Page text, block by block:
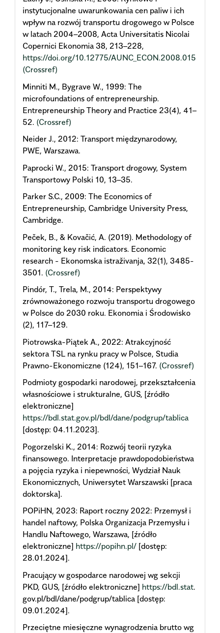
instytucjonalne uwarunkowania cen paliw i ich
wpływ na rozwój transportu drogowego w Polsce
w latach 2004–2008, Acta Universitatis Nicolai
Copernici Ekonomia 38, 213–228,
https://doi.org/10.12775/AUNC_ECON.2008.015
(Crossref)
Minniti M., Bygrave W., 1999: The
microfoundations of entrepreneurship.
Entrepreneurship Theory and Practice 23(4), 41–
52. (Crossref)
Neider J., 2012: Transport międzynarodowy,
PWE, Warszawa.
Paprocki W., 2015: Transport drogowy, System
Transportowy Polski 10, 13–35.
Parker S.C., 2009: The Economics of
Entrepreneurship, Cambridge University Press,
Cambridge.
Peček, B., & Kovačić, A. (2019). Methodology of
monitoring key risk indicators. Economic
research - Ekonomska istraživanja, 32(1), 3485-
3501. (Crossref)
Pindór, T., Trela, M., 2014: Perspektywy
zrównoważonego rozwoju transportu drogowego
w Polsce do 2030 roku. Ekonomia i Środowisko
(2), 117–129.
Piotrowska-Piątek A., 2022: Atrakcyjność
sektora TSL na rynku pracy w Polsce, Studia
Prawno-Ekonomiczne (124), 151–167. (Crossref)
Podmioty gospodarki narodowej, przekształcenia
własnościowe i strukturalne, GUS, [źródło
elektroniczne]
https://bdl.stat.gov.pl/bdl/dane/podgrup/tablica
[dostęp: 04.11.2023].
Pogorzelski K., 2014: Rozwój teorii ryzyka
finansowego. Interpretacje prawdopodobieństwa
a pojęcia ryzyka i niepewności, Wydział Nauk
Ekonomicznych, Uniwersytet Warszawski [praca
doktorska].
POPiHN, 2023: Raport roczny 2022: Przemysł i
handel naftowy, Polska Organizacja Przemysłu i
Handlu Naftowego, Warszawa, [źródło
elektroniczne] https://popihn.pl/ [dostęp:
28.01.2024].
Pracujący w gospodarce narodowej wg sekcji
PKD, GUS, [źródło elektroniczne] https://bdl.stat.
gov.pl/bdl/dane/podgrup/tablica [dostęp:
09.01.2024].
Przeciętne miesięczne wynagrodzenia brutto wg